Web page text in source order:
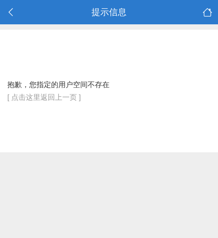
提示信息
抱歉，您指定的用户空间不存在
[ 点击这里返回上一页 ]